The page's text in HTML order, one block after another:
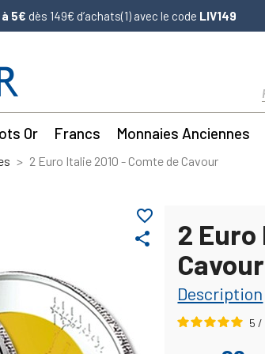
à 5€ dès 149€ d’achats(1) avec le code LIV149
Or Francs Monnaies Anciennes
2 Euro Italie 2010 - Comte de Cavour
share
favorite_border
2 Euro
Cavour
Description
5 /